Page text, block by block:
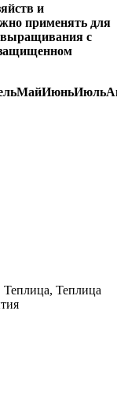
и
применять для
выращивания с
защищенном
МайИюньИюль
Теплица